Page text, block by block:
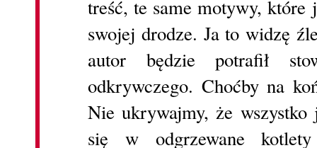
treść, te same motywy, które
swojej drodze. Ja to widzę
autor będzie potrafił
odkrywczego. Choćby na
Nie ukrywajmy, że
się w odgrzewane